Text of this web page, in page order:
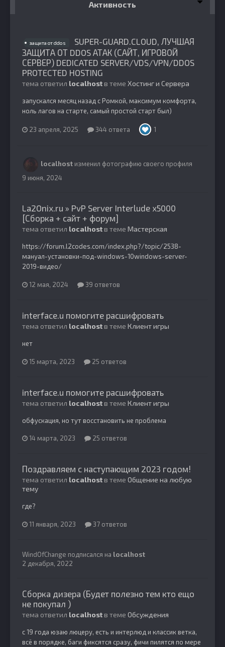
Активность
защита от ddos
SUPER-GUARD.CLOUD, ЛУЧШАЯ
ЗАЩИТА ОТ DDOS АТАК (САЙТ, ИГРОВОЙ
СЕРВЕР) DEDICATED SERVER/VDS/VPN/DDOS
PROTECTED HOSTING
тема ответил localhostв теме Хостинг и Сервера
запускался месяц назад с Ромкой, максимум комфорта,
ноль лагов на старте, самый простой старт был)
23 апреля, 2025 344 ответа 1
localhost изменил фотографию своего профиля
9 июня, 2024
La2Onix.ru » PvP Server Interlude x5000
[Сборка + сайт + форум]
тема ответил localhostв теме Мастерская
https://forum.l2codes.com/index.php?/topic/2538-
мануал-установки-под-windows-10windows-server-
2019-видео/
12 мая, 2024 39 ответов
interface.u помогите расшифровать
тема ответил localhostв теме Клиент игры
нет
15 марта, 2023 25 ответов
interface.u помогите расшифровать
тема ответил localhostв теме Клиент игры
обфускация, но тут восстановить не проблема
14 марта, 2023 25 ответов
Поздравляем с наступающим 2023 годом!
тема ответил localhostв теме Общение на любую
тему
где?
11 января, 2023 37 ответов
WindOfChange подписался на localhost
2 декабря, 2022
Сборка дизера (Будет полезно тем кто ещо
не покупал )
тема ответил localhostв теме Обсуждения
с 19 года юзаю люцеру, есть и интерлюд и классик ветка,
всё в порядке, баги фиксятся сразу, фичи пилятся по мере